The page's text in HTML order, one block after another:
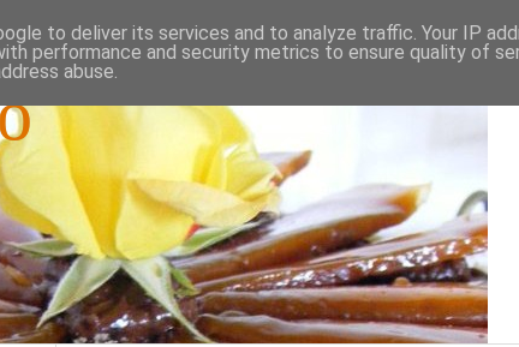
to deliver its services and to analyze traffic. Your IP
performance and security metrics to ensure quality of
abuse.